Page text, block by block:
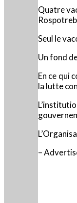
Quatre
Seul le
Un fond
En ce qui
la lutte
–